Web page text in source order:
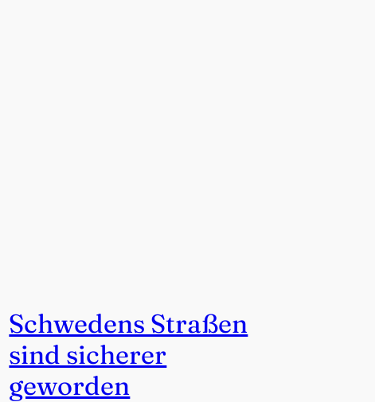
Schwedens Straßen
sind sicherer
geworden